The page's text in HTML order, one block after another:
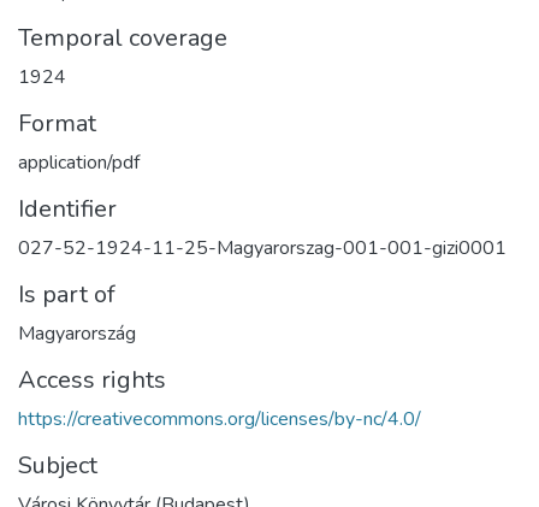
Temporal coverage
1924
Format
application/pdf
Identifier
027-52-1924-11-25-Magyarorszag-001-001-gizi0001
Is part of
Magyarország
Access rights
https://creativecommons.org/licenses/by-nc/4.0/
Subject